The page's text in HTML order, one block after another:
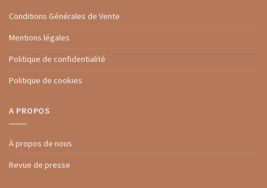
Conditions Générales de Vente
Mentions légales
Politique de confidentialité
Politique de cookies
A PROPOS
À propos de nous
Revue de presse